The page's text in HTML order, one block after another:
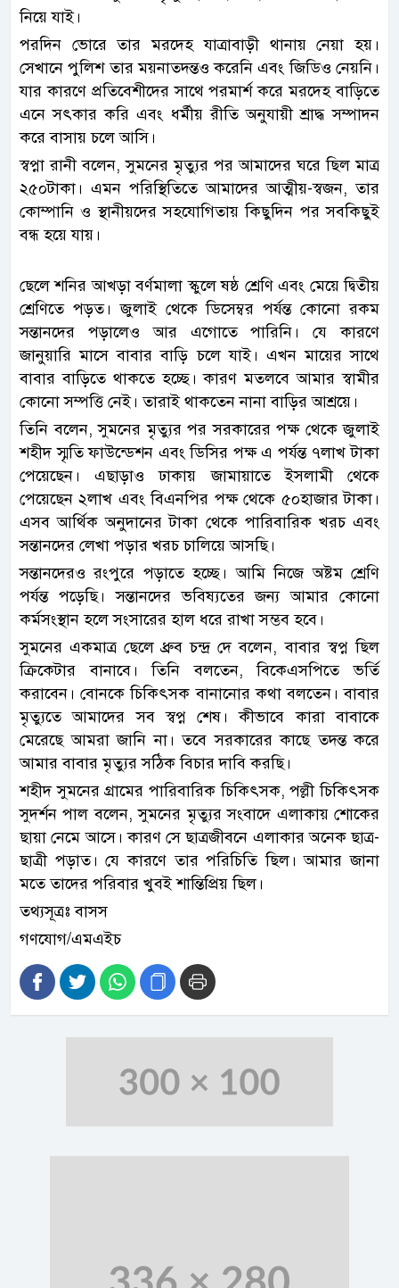
নিয়ে যাই।
পরদিন ভোরে তার মরদেহ যাত্রাবাড়ী থানায় নেয়া হয়।
সেখানে পুলিশ তার ময়নাতদন্তও করেনি এবং জিডিও নেয়নি।
যার কারণে প্রতিবেশীদের সাথে পরমার্শ করে মরদেহ বাড়িতে
এনে সৎকার করি এবং ধর্মীয় রীতি অনুযায়ী শ্রাদ্ধ সম্পাদন
করে বাসায় চলে আসি।
স্বপ্না রানী বলেন, সুমনের মৃত্যুর পর আমাদের ঘরে ছিল মাত্র
২৫০টাকা। এমন পরিস্থিতিতে আমাদের আত্মীয়-স্বজন, তার
কোম্পানি ও স্থানীয়দের সহযোগিতায় কিছুদিন পর সবকিছুই
বন্ধ হয়ে যায়।
ছেলে শনির আখড়া বর্ণমালা স্কুলে ষষ্ঠ শ্রেণি এবং মেয়ে দ্বিতীয়
শ্রেণিতে পড়ত। জুলাই থেকে ডিসেম্বর পর্যন্ত কোনো রকম
সন্তানদের পড়ালেও আর এগোতে পারিনি। যে কারণে
জানুয়ারি মাসে বাবার বাড়ি চলে যাই। এখন মায়ের সাথে
বাবার বাড়িতে থাকতে হচ্ছে। কারণ মতলবে আমার স্বামীর
কোনো সম্পত্তি নেই। তারাই থাকতেন নানা বাড়ির আশ্রয়ে।
তিনি বলেন, সুমনের মৃত্যুর পর সরকারের পক্ষ থেকে জুলাই
শহীদ স্মৃতি ফাউন্ডেশন এবং ডিসির পক্ষ এ পর্যন্ত ৭লাখ টাকা
পেয়েছেন। এছাড়াও ঢাকায় জামায়াতে ইসলামী থেকে
পেয়েছেন ২লাখ এবং বিএনপির পক্ষ থেকে ৫০হাজার টাকা।
এসব আর্থিক অনুদানের টাকা থেকে পারিবারিক খরচ এবং
সন্তানদের লেখা পড়ার খরচ চালিয়ে আসছি।
সন্তানদেরও রংপুরে পড়াতে হচ্ছে। আমি নিজে অষ্টম শ্রেণি
পর্যন্ত পড়েছি। সন্তানদের ভবিষ্যতের জন্য আমার কোনো
কর্মসংস্থান হলে সংসারের হাল ধরে রাখা সম্ভব হবে।
সুমনের একমাত্র ছেলে ধ্রুব চন্দ্র দে বলেন, বাবার স্বপ্ন ছিল
ক্রিকেটার বানাবে। তিনি বলতেন, বিকেএসপিতে ভর্তি
করাবেন। বোনকে চিকিৎসক বানানোর কথা বলতেন। বাবার
মৃত্যুতে আমাদের সব স্বপ্ন শেষ। কীভাবে কারা বাবাকে
মেরেছে আমরা জানি না। তবে সরকারের কাছে তদন্ত করে
আমার বাবার মৃত্যুর সঠিক বিচার দাবি করছি।
শহীদ সুমনের গ্রামের পারিবারিক চিকিৎসক, পল্লী চিকিৎসক
সুদর্শন পাল বলেন, সুমনের মৃত্যুর সংবাদে এলাকায় শোকের
ছায়া নেমে আসে। কারণ সে ছাত্রজীবনে এলাকার অনেক ছাত্র-
ছাত্রী পড়াত। যে কারণে তার পরিচিতি ছিল। আমার জানা
মতে তাদের পরিবার খুবই শান্তিপ্রিয় ছিল।
তথ্যসূত্রঃ বাসস
গণযোগ/এমএইচ